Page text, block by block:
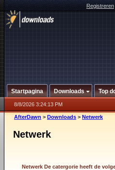
Registreren
Startpagina Downloads Top
8/8/2026 3:24:13 PM
AfterDawn > Downloads > Netwerk
Netwerk
Netwerk De catergorie heeft de